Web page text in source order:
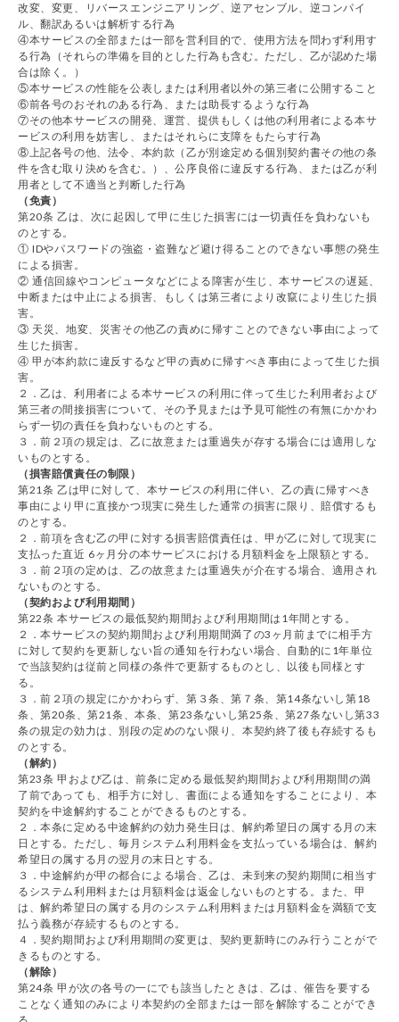
改変、変更、リバースエンジニアリング、逆アセンブル、逆コンパイ
ル、翻訳あるいは解析する行為
④本サービスの全部または一部を営利目的で、使用方法を問わず利用す
る行為（それらの準備を目的とした行為も含む。ただし、乙が認めた場
合は除く。）
⑤本サービスの性能を公表しまたは利用者以外の第三者に公開すること
⑥前各号のおそれのある行為、または助長するような行為
⑦その他本サービスの開発、運営、提供もしくは他の利用者による本サ
ービスの利用を妨害し、またはそれらに支障をもたらす行為
⑧上記各号の他、法令、本約款（乙が別途定める個別契約書その他の条
件を含む取り決めを含む。）、公序良俗に違反する行為、または乙が利
用者として不適当と判断した行為
（免責）
第20条 乙は、次に起因して甲に生じた損害には一切責任を負わないも
のとする。
① IDやパスワードの強盗・盗難など避け得ることのできない事態の発生
による損害。
② 通信回線やコンピュータなどによる障害が生じ、本サービスの遅延、
中断または中止による損害、もしくは第三者により改竄により生じた損
害。
③ 天災、地変、災害その他乙の責めに帰すことのできない事由によって
生じた損害。
④ 甲が本約款に違反するなど甲の責めに帰すべき事由によって生じた損
害。
２．乙は、利用者による本サービスの利用に伴って生じた利用者および
第三者の間接損害について、その予見または予見可能性の有無にかかわ
らず一切の責任を負わないものとする。
３．前２項の規定は、乙に故意または重過失が存する場合には適用しな
いものとする。
（損害賠償責任の制限）
第21条 乙は甲に対して、本サービスの利用に伴い、乙の責に帰すべき
事由により甲に直接かつ現実に発生した通常の損害に限り、賠償するも
のとする。
２．前項を含む乙の甲に対する損害賠償責任は、甲が乙に対して現実に
支払った直近 6ヶ月分の本サービスにおける月額料金を上限額とする。
３．前２項の定めは、乙の故意または重過失が介在する場合、適用され
ないものとする。
（契約および利用期間）
第22条 本サービスの最低契約期間および利用期間は1年間とする。
２．本サービスの契約期間および利用期間満了の3ヶ月前までに相手方
に対して契約を更新しない旨の通知を行わない場合、自動的に1年単位
で当該契約は従前と同様の条件で更新するものとし、以後も同様とす
る。
３．前２項の規定にかかわらず、第３条、第７条、第14条ないし第18
条、第20条、第21条、本条、第23条ないし第25条、第27条ないし第33
条の規定の効力は、別段の定めのない限り、本契約終了後も存続するも
のとする。
（解約）
第23条 甲および乙は、前条に定める最低契約期間および利用期間の満
了前であっても、相手方に対し、書面による通知をすることにより、本
契約を中途解約することができるものとする。
２．本条に定める中途解約の効力発生日は、解約希望日の属する月の末
日とする。ただし、毎月システム利用料金を支払っている場合は、解約
希望日の属する月の翌月の末日とする。
３．中途解約が甲の都合による場合、乙は、未到来の契約期間に相当す
るシステム利用料または月額料金は返金しないものとする。また、甲
は、解約希望日の属する月のシステム利用料または月額料金を満額で支
払う義務が存続するものとする。
４．契約期間および利用期間の変更は、契約更新時にのみ行うことがで
きるものとする。
（解除）
第24条 甲が次の各号の一にでも該当したときは、乙は、催告を要する
ことなく通知のみにより本契約の全部または一部を解除することができ